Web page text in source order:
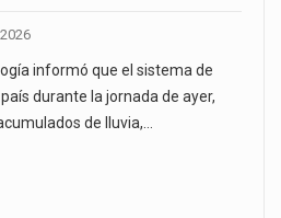
informó que el sistema de
durante la jornada de ayer,
de lluvia,…